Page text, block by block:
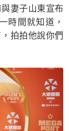
妻子山東宣布
時間就知道，
拍拍他說你們